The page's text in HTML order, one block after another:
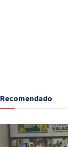
Recomendado